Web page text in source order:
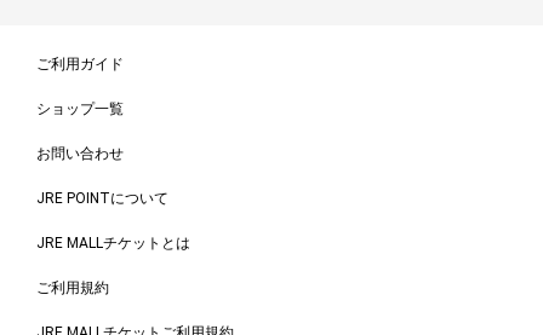
ご利用ガイド
ショップ一覧
お問い合わせ
JRE POINTについて
JRE MALLチケットとは
ご利用規約